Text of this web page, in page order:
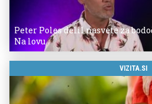
Peter Poles delil nasvete za
Na lovu
VIZITA.SI